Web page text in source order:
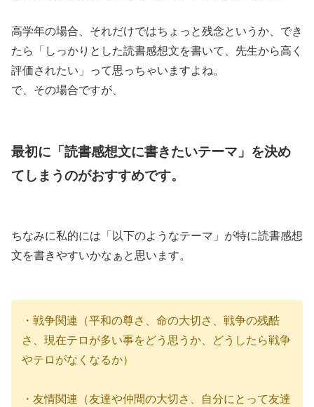
高学年の場合、それだけではちょっと残念というか、でき
たら「しっかりとした読書感想文を書いて、先生から高く
評価されたい」って思っちゃいますよね。
で、その場合ですが、
最初に「読書感想文に書きたいテーマ」を決め
てしまうのがおすすめです。
ちなみに私的には「以下のようなテーマ」が特に読書感想
文を書きやすいかなぁと思います。
・戦争関連（平和の尊さ、命の大切さ、戦争の残酷
さ、現在テロが多い事をどう思うか、どうしたら戦争
やテロがなくなるか）
・友情関連（友達や仲間の大切さ、自分にとって友達